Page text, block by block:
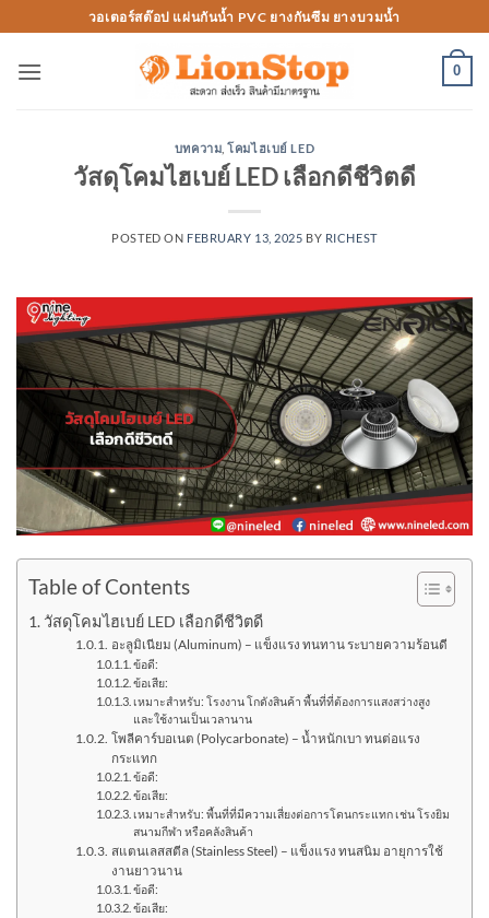
to
content
วอเตอร์สต๊อป แผ่นกันน้ำ PVC ยางกันซึม ยางบวมน้ำ
0
บทความ ,โคมไฮเบย์ LED
วัสดุโคมไฮเบย์ LED เลือกดีชีวิตดี
POSTED ON FEBRUARY 13, 2025 BY RICHEST
Table of Contents
วัสดุโคมไฮเบย์ LED เลือกดีชีวิตดี
อะลูมิเนียม (Aluminum) – แข็งแรง ทนทาน ระบายความร้อนดี
ข้อดี:
ข้อเสีย:
เหมาะสำหรับ: โรงงาน โกดังสินค้า พื้นที่ที่ต้องการแสงสว่างสูง
และใช้งานเป็นเวลานาน
โพลีคาร์บอเนต (Polycarbonate) – น้ำหนักเบา ทนต่อแรง
กระแทก
ข้อดี:
ข้อเสีย:
เหมาะสำหรับ: พื้นที่ที่มีความเสี่ยงต่อการโดนกระแทก เช่น โรงยิม
สนามกีฬา หรือคลังสินค้า
สแตนเลสสตีล (Stainless Steel) – แข็งแรง ทนสนิม อายุการใช้
งานยาวนาน
ข้อดี:
ข้อเสีย: